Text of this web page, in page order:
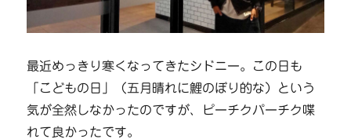
最近めっきり寒くなってきたシドニー。この日も
「こどもの日」（五月晴れに鯉のぼり的な）という
気が全然しなかったのですが、ピーチクパーチク喋
れて良かったです。